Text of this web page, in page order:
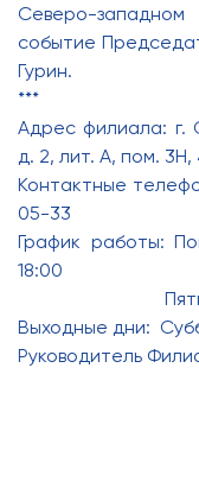
Северо-
событие
Гурин.
***
Адрес филиала: г.
д. 2, лит. А, пом. 3Н,
Контактные
05-33
График работы:
18:00
Пятница: с
Выходные дни:
Руководитель